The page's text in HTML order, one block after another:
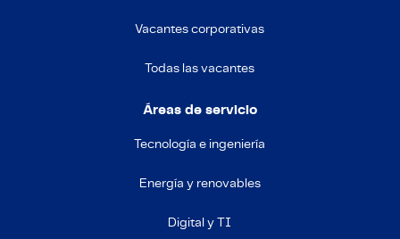
Vacantes corporativas
Todas las vacantes
Áreas de servicio
Tecnología e ingeniería
Energía y renovables
Digital y TI